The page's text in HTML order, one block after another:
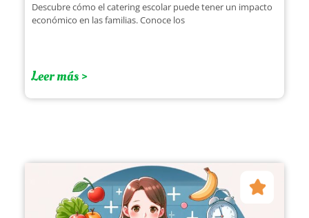
Descubre cómo el catering escolar puede tener un impacto
económico en las familias. Conoce los
Leer más >